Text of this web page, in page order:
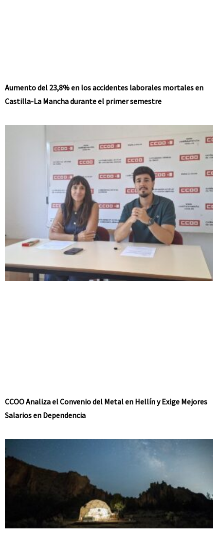
Aumento del 23,8% en los accidentes laborales mortales en
Castilla-La Mancha durante el primer semestre
CCOO Analiza el Convenio del Metal en Hellín y Exige Mejores
Salarios en Dependencia